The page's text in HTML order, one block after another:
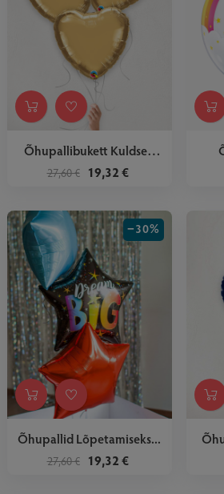
Õhupallibukett Kuldsed
Südamed
27,60 € 19,32 €
Õhupallid Lõpetamiseks...
27,60 €
−30%
19,32 €